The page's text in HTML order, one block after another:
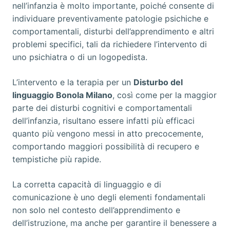
nell’infanzia è molto importante, poiché consente di
individuare preventivamente patologie psichiche e
comportamentali, disturbi dell’apprendimento e altri
problemi specifici, tali da richiedere l’intervento di
uno psichiatra o di un logopedista.
L’intervento e la terapia per un Disturbo del
linguaggio Bonola Milano, così come per la maggior
parte dei disturbi cognitivi e comportamentali
dell’infanzia, risultano essere infatti più efficaci
quanto più vengono messi in atto precocemente,
comportando maggiori possibilità di recupero e
tempistiche più rapide.
La corretta capacità di linguaggio e di
comunicazione è uno degli elementi fondamentali
non solo nel contesto dell’apprendimento e
dell’istruzione, ma anche per garantire il benessere a